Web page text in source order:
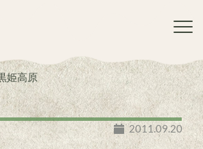
姫高原
2011.09.20